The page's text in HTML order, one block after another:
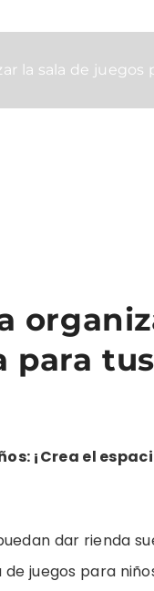
la sala de
para tus
¡Crea el
dar rienda
juegos para